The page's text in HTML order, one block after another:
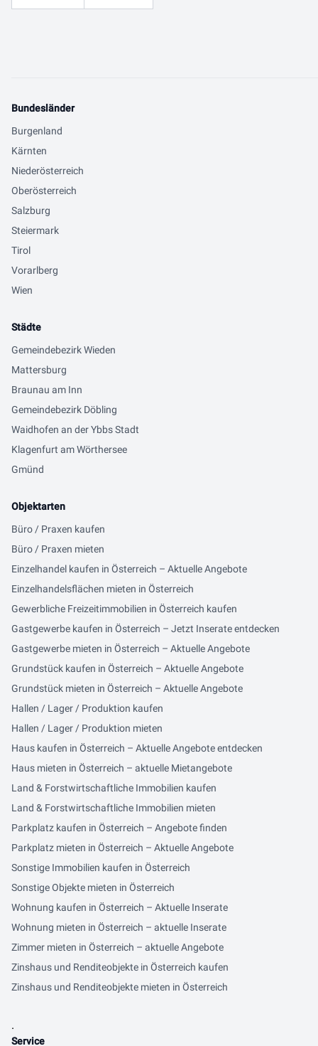
Bundesländer
Burgenland
Kärnten
Niederösterreich
Oberösterreich
Salzburg
Steiermark
Tirol
Vorarlberg
Wien
Städte
Gemeindebezirk Wieden
Mattersburg
Braunau am Inn
Gemeindebezirk Döbling
Waidhofen an der Ybbs Stadt
Klagenfurt am Wörthersee
Gmünd
Objektarten
Büro / Praxen kaufen
Büro / Praxen mieten
Einzelhandel kaufen in Österreich – Aktuelle Angebote
Einzelhandelsflächen mieten in Österreich
Gewerbliche Freizeitimmobilien in Österreich kaufen
Gastgewerbe kaufen in Österreich – Jetzt Inserate entdecken
Gastgewerbe mieten in Österreich – Aktuelle Angebote
Grundstück kaufen in Österreich – Aktuelle Angebote
Grundstück mieten in Österreich – Aktuelle Angebote
Hallen / Lager / Produktion kaufen
Hallen / Lager / Produktion mieten
Haus kaufen in Österreich – Aktuelle Angebote entdecken
Haus mieten in Österreich – aktuelle Mietangebote
Land & Forstwirtschaftliche Immobilien kaufen
Land & Forstwirtschaftliche Immobilien mieten
Parkplatz kaufen in Österreich – Angebote finden
Parkplatz mieten in Österreich – Aktuelle Angebote
Sonstige Immobilien kaufen in Österreich
Sonstige Objekte mieten in Österreich
Wohnung kaufen in Österreich – Aktuelle Inserate
Wohnung mieten in Österreich – aktuelle Inserate
Zimmer mieten in Österreich – aktuelle Angebote
Zinshaus und Renditeobjekte in Österreich kaufen
Zinshaus und Renditeobjekte mieten in Österreich
.
Service